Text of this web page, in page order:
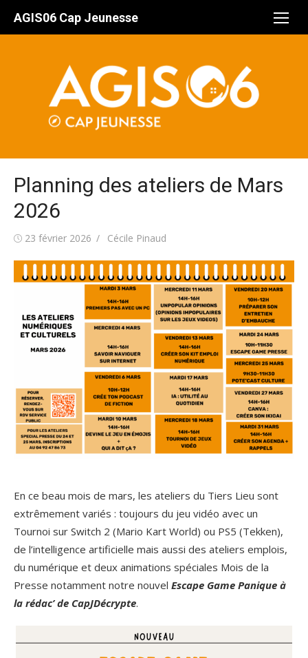
AGIS06 Cap Jeunesse
Planning des ateliers de Mars
2026
Publié23 février 2026 Auteur/autrice
Cécile Pinaud
En ce beau mois de mars, les ateliers du Tiers Lieu sont
extrêmement variés : toujours du jeu vidéo avec un
Tournoi sur Switch 2 (Mario Kart World) ou PS5 (Tekken),
de l’intelligence artificielle mais aussi des ateliers emplois,
du numérique et deux animations spéciales Mois de la
Presse notamment notre nouvel Escape Game Panique à
la rédac’ de CapJDécrypte.